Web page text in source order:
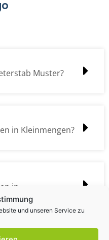
und unseren Service zu
Muster?
in Kleinmengen?
in